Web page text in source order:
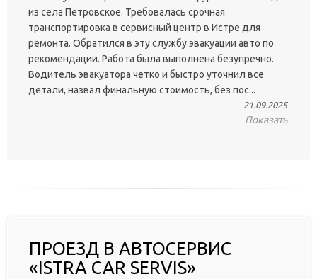
из села Петровское. Требовалась срочная
транспортировка в сервисный центр в Истре для
ремонта. Обратился в эту службу эвакуации авто по
рекомендации. Работа была выполнена безупречно.
Водитель эвакуатора четко и быстро уточнил все
детали, назвал финальную стоимость, без пос...
21.09.2025
Показать
ПРОЕЗД В АВТОСЕРВИС
«ISTRA CAR SERVIS»